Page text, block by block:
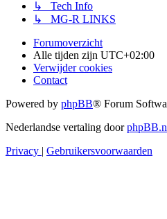
↳ Tech Info
↳ MG-R LINKS
Forumoverzicht
Alle tijden zijn UTC+02:00
Verwijder cookies
Contact
Powered by phpBB® Forum
Nederlandse vertaling door
Privacy | Gebruikersvoorwaarden